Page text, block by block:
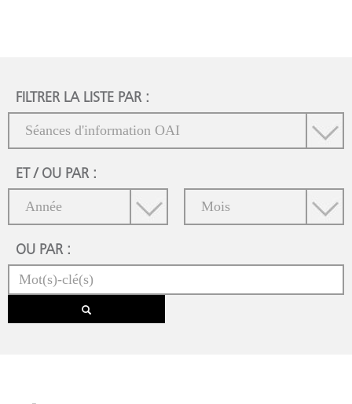
FILTRER LA LISTE PAR :
ET / OU PAR :
OU PAR :